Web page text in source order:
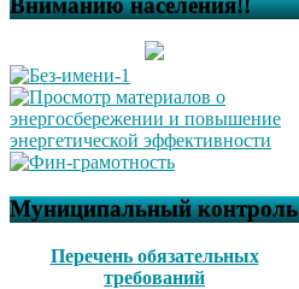
Вниманию населения!!
Муниципальный контроль
Перечень обязательных
требований